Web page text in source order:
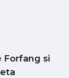
Forfang si